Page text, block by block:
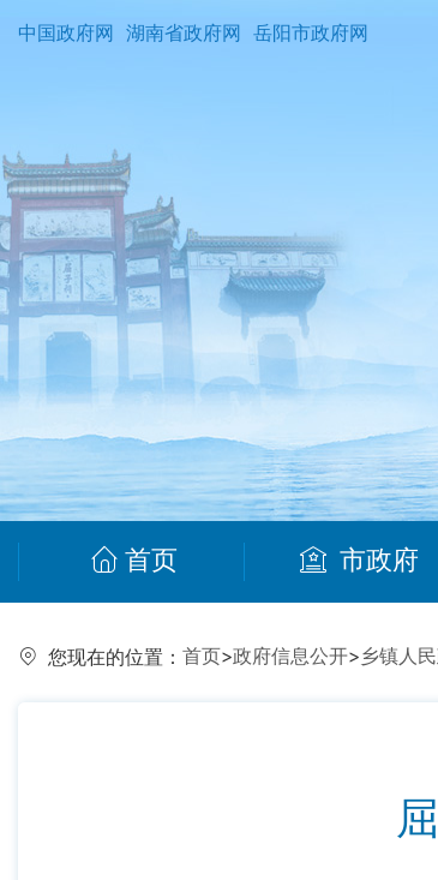
中国政府网 湖南省政府网 岳阳市政府网
首页 市政府
您现在的位置： 首页>政府信息公开>乡镇人